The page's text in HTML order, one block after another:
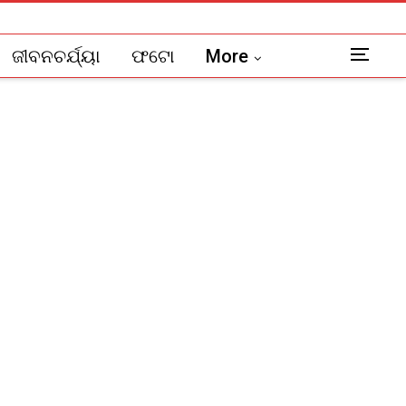
ଜୀବନଚର୍ଯ୍ୟା ଫଟୋ More